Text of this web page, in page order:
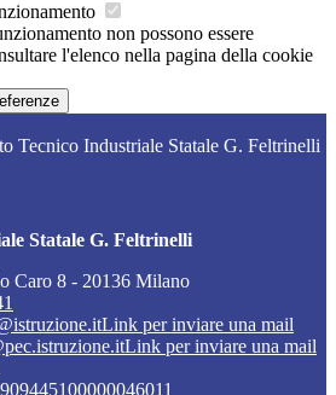
non possono essere
l'elenco nella pagina della cookie
Tecnico Industriale Statale G. Feltrinelli
Statale G. Feltrinelli
Caro 8 - 20136 Milano
Link per inviare una mail
Link per inviare una mail